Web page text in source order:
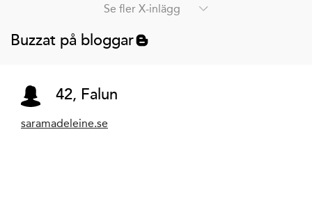
Se fler X-inlägg
Buzzat på bloggar
42, Falun
saramadeleine.se